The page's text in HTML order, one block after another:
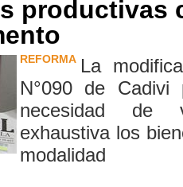
productivas
REFORMA La
N°090 de Cadivi
necesidad de
exhaustiva los
modalidad